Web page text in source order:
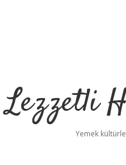
Lezzetli
Yemek